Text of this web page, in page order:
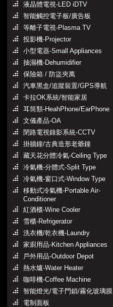
液晶體電視-LED iDTV
智能觸控電子板/廣告板
等離子電視-Plasma TV
投影機-Projector
小型電器-Small Appliances
抽濕機-Dehumidifier
保險箱 / 防盜夾萬
汽車黑盒/追蹤裝置/GPS導航
卡拉OK系統/智能家居
耳筒類-HeahPhone/EarPhone
文儀產品-OA
閉路電視錄影系統-CCTV
掛牆鐘/古典造形老爺鐘
藏天花分體冷氣-Ceiling Type
冷氣機-分體式-Split Type
冷氣機-窗口式-Window Type
移動式冷氣機-Portable Air-
Conditioner
紅酒櫃-Wine Cooler
雪櫃-Refrigerator
洗衣機/乾衣機-Laundry
家廚用品-Kitchen Appliances
戶外用品-Outdoor Depot
熱水爐-Water Heater
咖啡機-Coffee Machine
智能燈光/電子門鎖/霧化玻璃膜
電制面板